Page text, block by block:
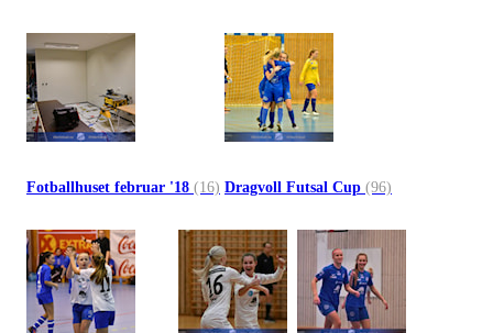
Fotballhuset februar '18 (16) Dragvoll Futsal Cup (96)